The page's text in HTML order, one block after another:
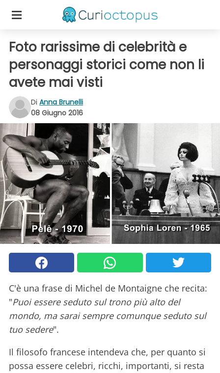
Foto rarissime di celebrità e
personaggi storici come non li
avete mai visti
Di Anna Brunelli
08 Giugno 2016
C'è una frase di Michel de Montaigne che recita:
"Puoi essere seduto sul trono più alto del
mondo, ma sarai sempre comunque seduto sul
tuo sedere".
Il filosofo francese intendeva che, per quanto si
possa essere celebri, ricchi, importanti, si resta